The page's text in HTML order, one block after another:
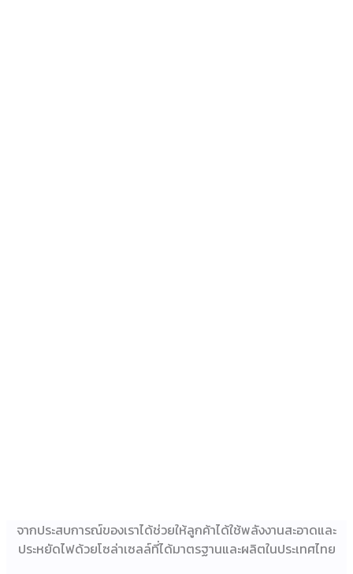
จากประสบการณ์ของเราได้ช่วยให้ลูกค้าได้ใช้พลังงานสะอาดและ
ประหยัดไฟด้วยโซล่าเซลล์ที่ได้มาตรฐานและผลิตในประเทศไทย